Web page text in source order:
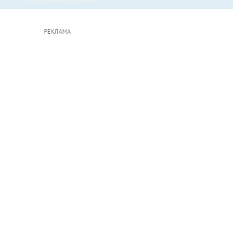
РЕКЛАМА